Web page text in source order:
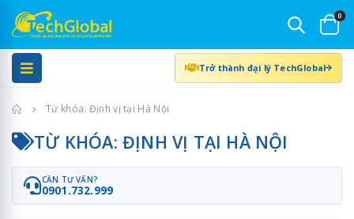
0
Trở thành đại lý TechGlobal
Trang chủTừ khóa: Định vị tại Hà Nội
TỪ KHÓA: ĐỊNH VỊ TẠI HÀ NỘI
CẦN TƯ VẤN?
0901.732.999